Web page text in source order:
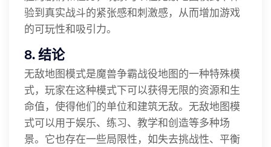
验到真实战斗的紧张感和刺激感，从而增加游戏
的可玩性和吸引力。
8. 结论
无敌地图模式是魔兽争霸战役地图的一种特殊模
式，玩家在这种模式下可以获得无限的资源和生
命值，使得他们的单位和建筑无敌。无敌地图模
式可以用于娱乐、练习、教学和创造等多种场
景。它也存在一些局限性，如失去挑战性、平衡